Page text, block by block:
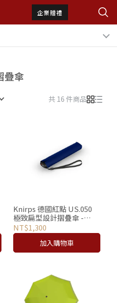
企業贈禮
疊傘
共 16 件商品
Knirps 德國紅點 US.050
極致扁型設計摺疊傘 -
NAVY
NT$1,300
加入購物車